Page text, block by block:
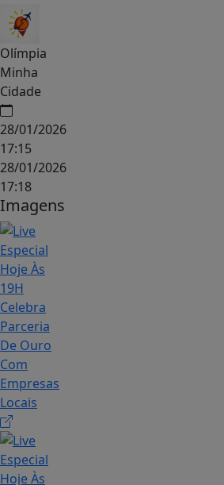
Olímpia
Minha
Cidade
28/01/2026
17:15
28/01/2026
17:18
Imagens